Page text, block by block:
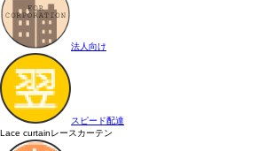
法人向け
スピード配達
Lace curtainレースカーテン